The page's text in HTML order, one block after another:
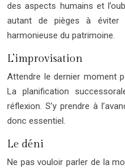
des aspects humains et
autant de pièges à éviter
harmonieuse du patrimoine.
L’improvisation
Attendre le dernier moment
La planification
réflexion. S’y prendre à
donc essentiel.
Le déni
Ne pas vouloir parler de la